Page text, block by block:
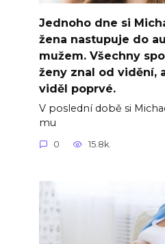
Jednoho dne si
žena nastupuje do
mužem. Všechny
ženy znal od vidění,
viděl poprvé.
V poslední době si
mu
0 15.8k.